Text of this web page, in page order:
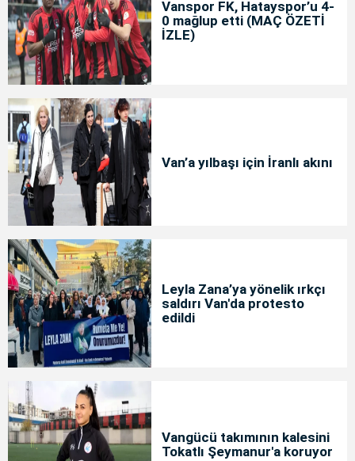
Vanspor FK, Hatayspor’u 4-
0 mağlup etti (MAÇ ÖZETİ
İZLE)
Van’a yılbaşı için İranlı akını
Leyla Zana’ya yönelik ırkçı
saldırı Van'da protesto
edildi
Vangücü takımının kalesini
Tokatlı Şeymanur'a koruyor